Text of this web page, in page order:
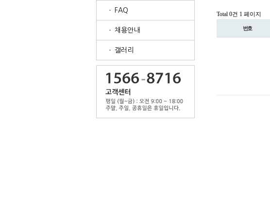
FAQ
채용안내
갤러리
Total 0건 1 페이지
번호